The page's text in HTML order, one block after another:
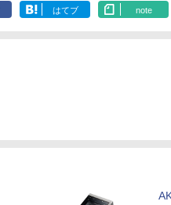
はてブ note